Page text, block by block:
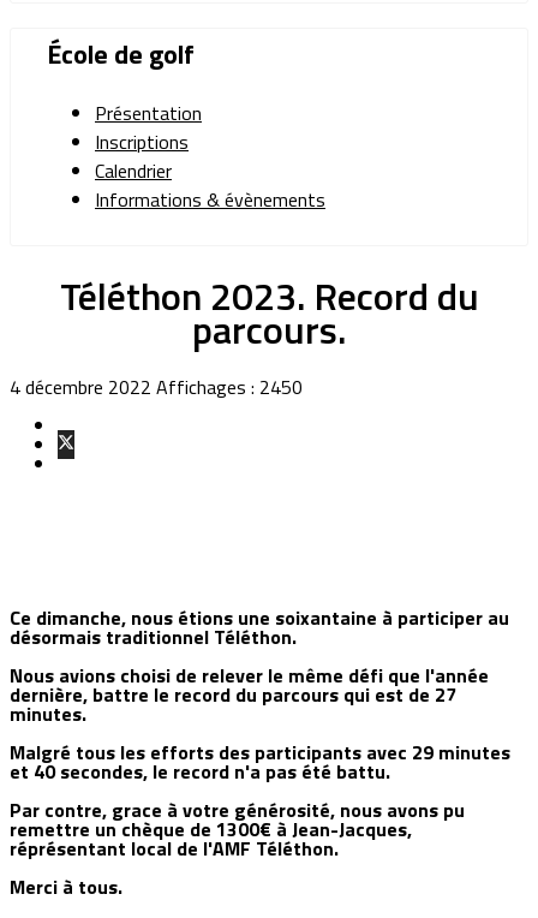
École de golf
Présentation
Inscriptions
Calendrier
Informations & évènements
Téléthon 2023. Record du
parcours.
4 décembre 2022 Affichages : 2450
Ce dimanche, nous étions une soixantaine à participer au
désormais traditionnel Téléthon.
Nous avions choisi de relever le même défi que l'année
dernière, battre le record du parcours qui est de 27
minutes.
Malgré tous les efforts des participants avec 29 minutes
et 40 secondes, le record n'a pas été battu.
Par contre, grace à votre générosité, nous avons pu
remettre un chèque de 1300€ à Jean-Jacques,
réprésentant local de l'AMF Téléthon.
Merci à tous.